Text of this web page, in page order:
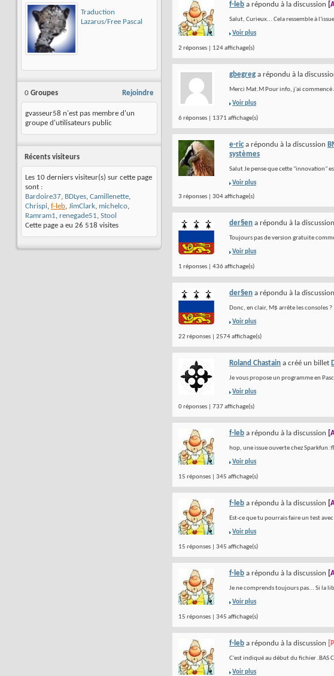
Traduction
Lazarus/Free Pascal
Rejoindre
0 Groupes
gvasseur58 n'est pas membre d'un
groupe d'utilisateurs public
Récents visiteurs
Les 10 derniers visiteur(s) sur cette page
sont :
Bardoire37, BDLyes, Camillenette,
Chrispi, f-leb, JimClark, michelco,
Ramram1, renegade51, Stool
Cette page a eu 26 518 visites
f-leb a répondu à la discussion
Salut, Curieux... Cela ressemble à
Voir plus
2 réponses | 124 affichage(s)
gbegreg a répondu à la
Merci Mat.M Pour info, j'ai commencé
Voir plus
6 réponses | 1371 affichage(s)
e-ric a répondu à la discussion
systèmes
Salut Je pense que cette "innovation"
Voir plus
3 réponses | 304 affichage(s)
der§en a répondu à la discussion
Toujours pas de version gratuite
Voir plus
1 réponses | 436 affichage(s)
der§en a répondu à la discussion
Donc, en clair, M$ arrête les consoles ?
Voir plus
22 réponses | 2574 affichage(s)
Roland Chastain a créé un billet
Je vous propose un programme en
Voir plus
0 réponses | 737 affichage(s)
f-leb a répondu à la discussion
hop, une issue ouverte chez
Voir plus
15 réponses | 345 affichage(s)
f-leb a répondu à la discussion
Est-ce que tu pourrais faire un test
Voir plus
15 réponses | 345 affichage(s)
f-leb a répondu à la discussion
Je ne comprends toujours pas... Si la
Voir plus
15 réponses | 345 affichage(s)
f-leb a répondu à la discussion
C'est indiqué au début du fichier .BAS
Voir plus